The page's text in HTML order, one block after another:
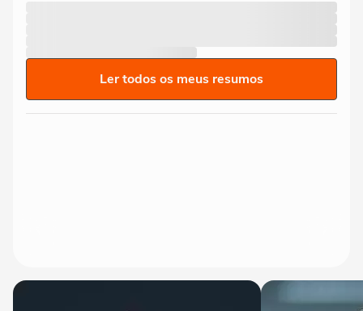
Ler todos os meus resumos